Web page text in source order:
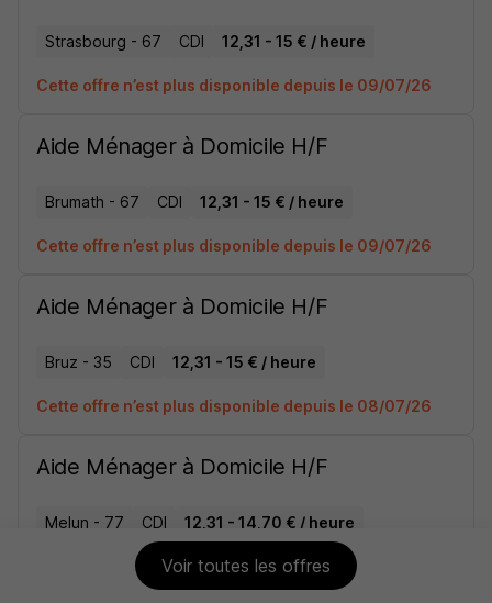
Voir toutes les offres
Strasbourg - 67 CDI 12,31 - 15 € / heure
Cette offre n’est plus disponible depuis le 09/07/26
Aide Ménager à Domicile H/F
Brumath - 67 CDI 12,31 - 15 € / heure
Cette offre n’est plus disponible depuis le 09/07/26
Aide Ménager à Domicile H/F
Bruz - 35 CDI 12,31 - 15 € / heure
Cette offre n’est plus disponible depuis le 08/07/26
Aide Ménager à Domicile H/F
Melun - 77 CDI 12,31 - 14,70 € / heure
Cette offre n’est plus disponible depuis le 07/07/26